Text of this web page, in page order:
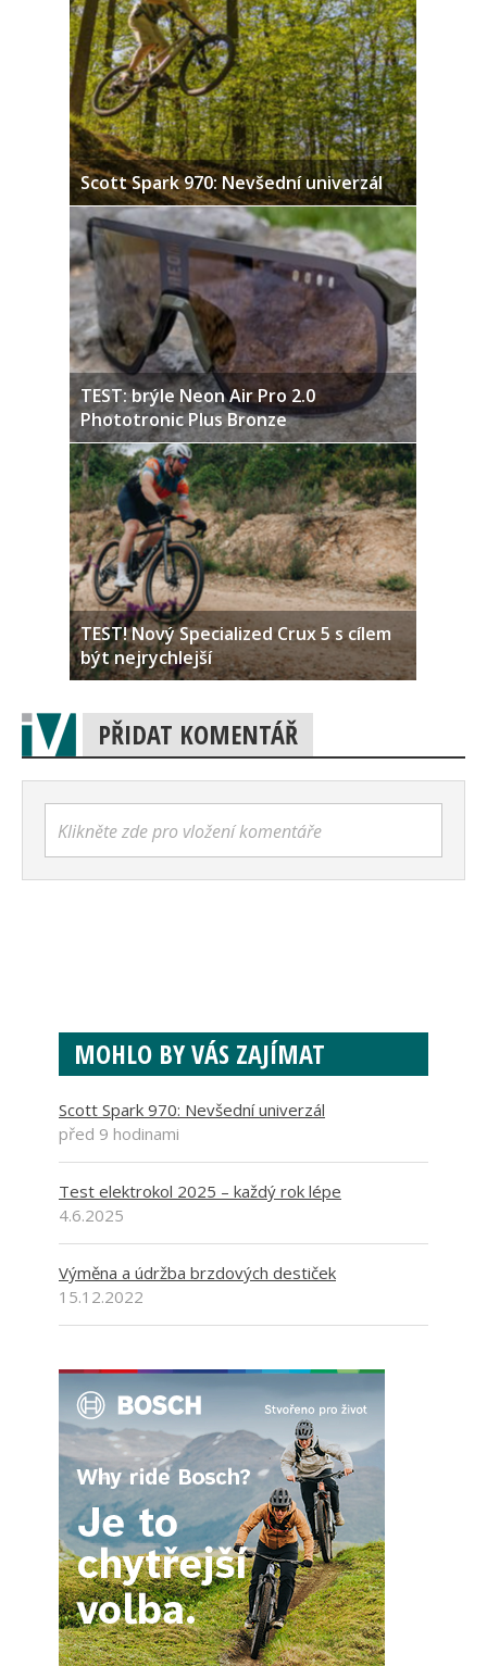
Scott Spark 970: Nevšední univerzál
TEST: brýle Neon Air Pro 2.0
Phototronic Plus Bronze
TEST! Nový Specialized Crux 5 s cílem
být nejrychlejší
PŘIDAT KOMENTÁŘ
Klikněte zde pro vložení komentáře
MOHLO BY VÁS ZAJÍMAT
Scott Spark 970: Nevšední univerzál
před 9 hodinami
Test elektrokol 2025 – každý rok lépe
4.6.2025
Výměna a údržba brzdových destiček
15.12.2022